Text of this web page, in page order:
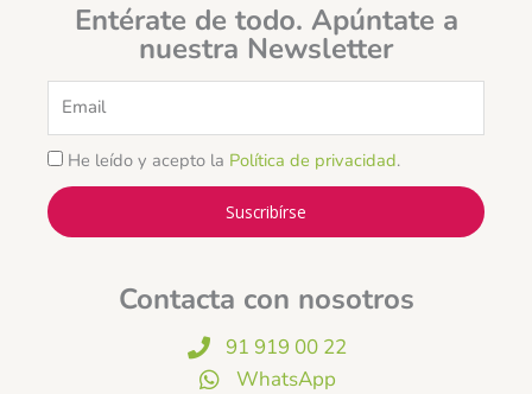
Entérate de todo. Apúntate a
nuestra Newsletter
He leído y acepto la Política de privacidad.
Suscribírse
Contacta con nosotros
91 919 00 22
WhatsApp